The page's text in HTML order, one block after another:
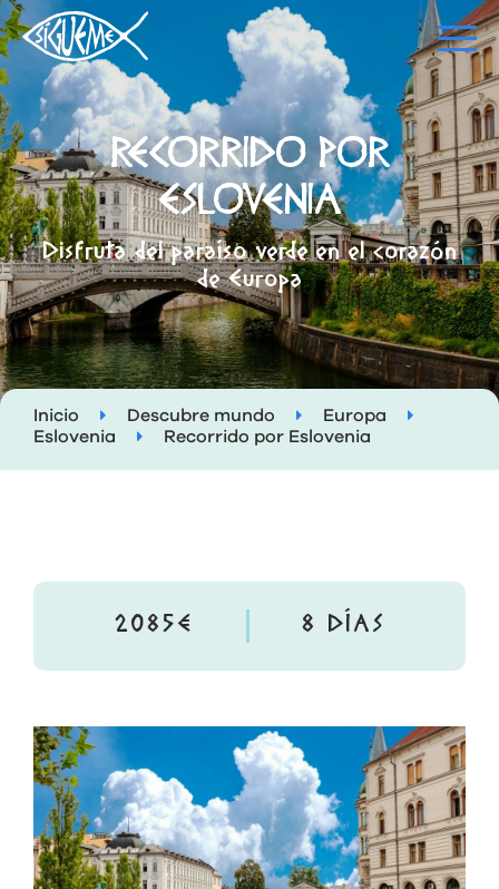
RECORRIDO POR
ESLOVENIA
Disfruta del paraíso verde en el corazón
de Europa
Inicio Descubre mundo
Europa
Eslovenia
Recorrido por Eslovenia
2085€ 8 DÍAS